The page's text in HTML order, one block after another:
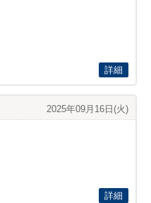
詳細
2025年09月16日(火)
詳細